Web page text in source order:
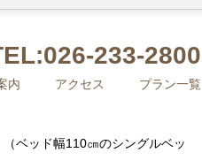
233-2800
内 アクセス プラン一覧
ベッド幅110㎝のシングルベッ